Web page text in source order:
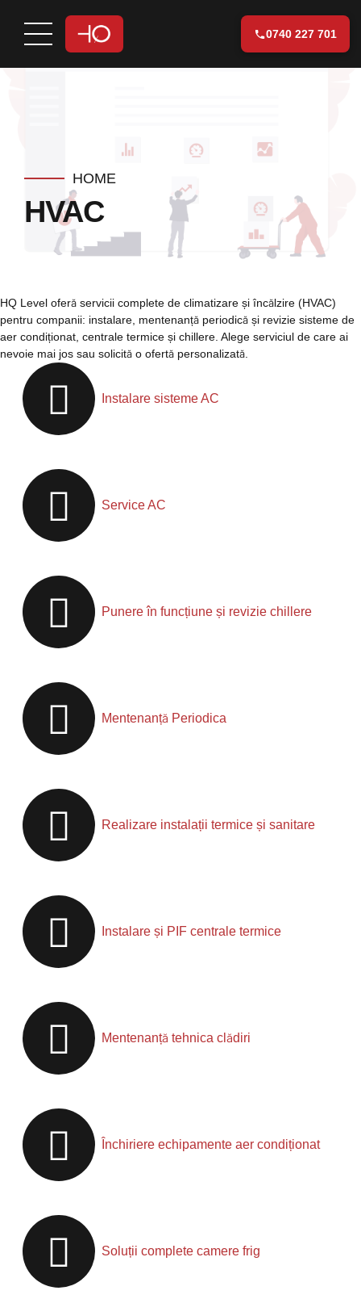
HOME
HVAC
HQ Level oferă servicii complete de climatizare și încălzire (HVAC)
pentru companii: instalare, mentenanță periodică și revizie sisteme de
aer condiționat, centrale termice și chillere. Alege serviciul de care ai
nevoie mai jos sau solicită o ofertă personalizată.
Instalare sisteme AC
Service AC
Punere în funcțiune și revizie chillere
Mentenanță Periodica
Realizare instalații termice și sanitare
Instalare și PIF centrale termice
Mentenanță tehnica clădiri
Închiriere echipamente aer condiționat
Soluții complete camere frig
0740 227 701